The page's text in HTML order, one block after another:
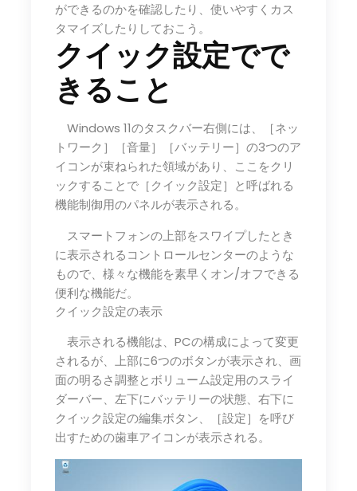
ができるのかを確認したり、使いやすくカス
タマイズしたりしておこう。
クイック設定でで
きること
Windows 11のタスクバー右側には、［ネッ
トワーク］［音量］［バッテリー］の3つのア
イコンが束ねられた領域があり、ここをクリ
ックすることで［クイック設定］と呼ばれる
機能制御用のパネルが表示される。
スマートフォンの上部をスワイプしたとき
に表示されるコントロールセンターのような
もので、様々な機能を素早くオン/オフできる
便利な機能だ。
クイック設定の表示
表示される機能は、PCの構成によって変更
されるが、上部に6つのボタンが表示され、画
面の明るさ調整とボリューム設定用のスライ
ダーバー、左下にバッテリーの状態、右下に
クイック設定の編集ボタン、［設定］を呼び
出すための歯車アイコンが表示される。